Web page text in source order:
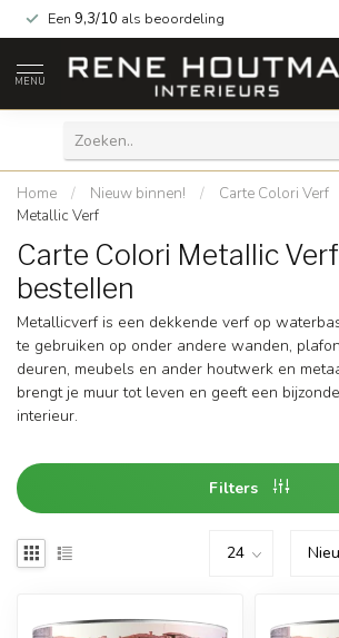
Een 9,3/10 als beoordeling
MENU
Home / Nieuw binnen! / Carte Colori Verf
Metallic Verf
Carte Colori Metallic
bestellen
Metallicverf is een dekkende verf op
te gebruiken op onder andere wanden,
deuren, meubels en ander houtwerk en
brengt je muur tot leven en geeft een
interieur.
Filters